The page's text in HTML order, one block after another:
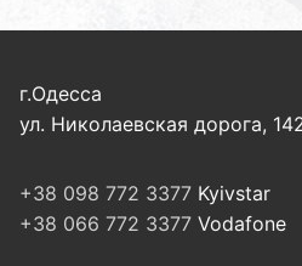
г.Одесса
ул. Николаевская дорога,
+38 098 772 3377 Kyivstar
+38 066 772 3377 Vodafone